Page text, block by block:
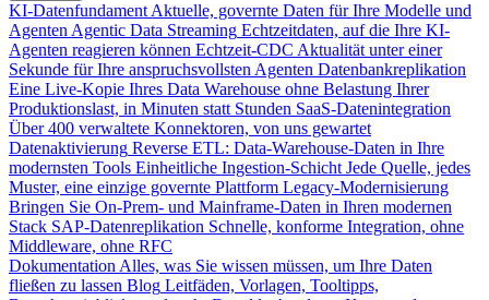
KI-Datenfundament Aktuelle, governte Daten für Ihre Modelle und
Agenten Agentic Data Streaming Echtzeitdaten, auf die Ihre KI-
Agenten reagieren können Echtzeit-CDC Aktualität unter einer
Sekunde für Ihre anspruchsvollsten Agenten Datenbankreplikation
Eine Live-Kopie Ihres Data Warehouse ohne Belastung Ihrer
Produktionslast, in Minuten statt Stunden SaaS-Datenintegration
Über 400 verwaltete Konnektoren, von uns gewartet
Datenaktivierung Reverse ETL: Data-Warehouse-Daten in Ihre
modernsten Tools Einheitliche Ingestion-Schicht Jede Quelle, jedes
Muster, eine einzige governte Plattform Legacy-Modernisierung
Bringen Sie On-Prem- und Mainframe-Daten in Ihren modernen
Stack SAP-Datenreplikation Schnelle, konforme Integration, ohne
Middleware, ohne RFC
Dokumentation Alles, was Sie wissen müssen, um Ihre Daten
fließen zu lassen Blog Leitfäden, Vorlagen, Tooltipps,